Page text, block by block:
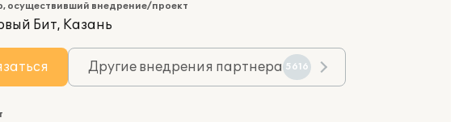
осуществивший внедрение/проект
Бит, Казань
Другие внедрения партнера 5616